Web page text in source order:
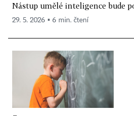
Nástup umělé inteligence bude
29. 5. 2026 ▪ 6 min. čtení